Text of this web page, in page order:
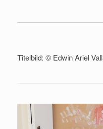
Titelbild: © Edwin Ariel